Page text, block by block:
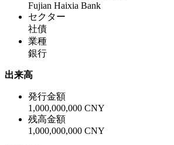
Fujian Haixia Bank
セクター
社債
業種
銀行
出来高
発行金額
1,000,000,000 CNY
残高金額
1,000,000,000 CNY